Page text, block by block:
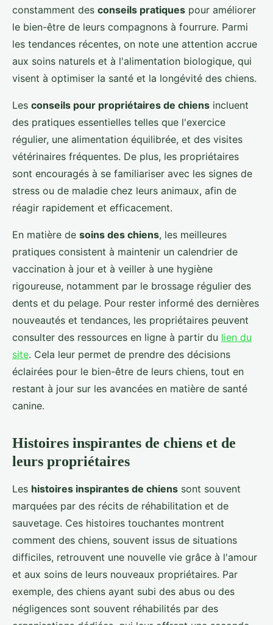
constamment des conseils pratiques pour améliorer
le bien-être de leurs compagnons à fourrure. Parmi
les tendances récentes, on note une attention accrue
aux soins naturels et à l'alimentation biologique, qui
visent à optimiser la santé et la longévité des chiens.
Les conseils pour propriétaires de chiens incluent
des pratiques essentielles telles que l'exercice
régulier, une alimentation équilibrée, et des visites
vétérinaires fréquentes. De plus, les propriétaires
sont encouragés à se familiariser avec les signes de
stress ou de maladie chez leurs animaux, afin de
réagir rapidement et efficacement.
En matière de soins des chiens, les meilleures
pratiques consistent à maintenir un calendrier de
vaccination à jour et à veiller à une hygiène
rigoureuse, notamment par le brossage régulier des
dents et du pelage. Pour rester informé des dernières
nouveautés et tendances, les propriétaires peuvent
consulter des ressources en ligne à partir du lien du
site. Cela leur permet de prendre des décisions
éclairées pour le bien-être de leurs chiens, tout en
restant à jour sur les avancées en matière de santé
canine.
Histoires inspirantes de chiens et de
leurs propriétaires
Les histoires inspirantes de chiens sont souvent
marquées par des récits de réhabilitation et de
sauvetage. Ces histoires touchantes montrent
comment des chiens, souvent issus de situations
difficiles, retrouvent une nouvelle vie grâce à l'amour
et aux soins de leurs nouveaux propriétaires. Par
exemple, des chiens ayant subi des abus ou des
négligences sont souvent réhabilités par des